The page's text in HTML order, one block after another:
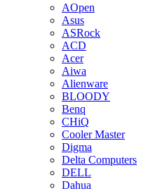
AOpen
Asus
ASRock
ACD
Acer
Aiwa
Alienware
BLOODY
Benq
CHiQ
Cooler Master
Digma
Delta Computers
DELL
Dahua